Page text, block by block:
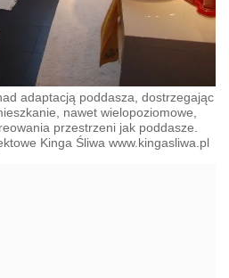
adaptacją poddasza, dostrzegając
nawet wielopoziomowe,
przestrzeni jak poddasze.
Kinga Śliwa www.kingasliwa.pl